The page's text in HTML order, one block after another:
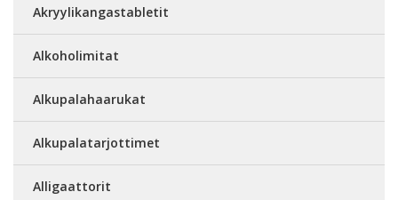
Akryylikangastabletit
Alkoholimitat
Alkupalahaarukat
Alkupalatarjottimet
Alligaattorit